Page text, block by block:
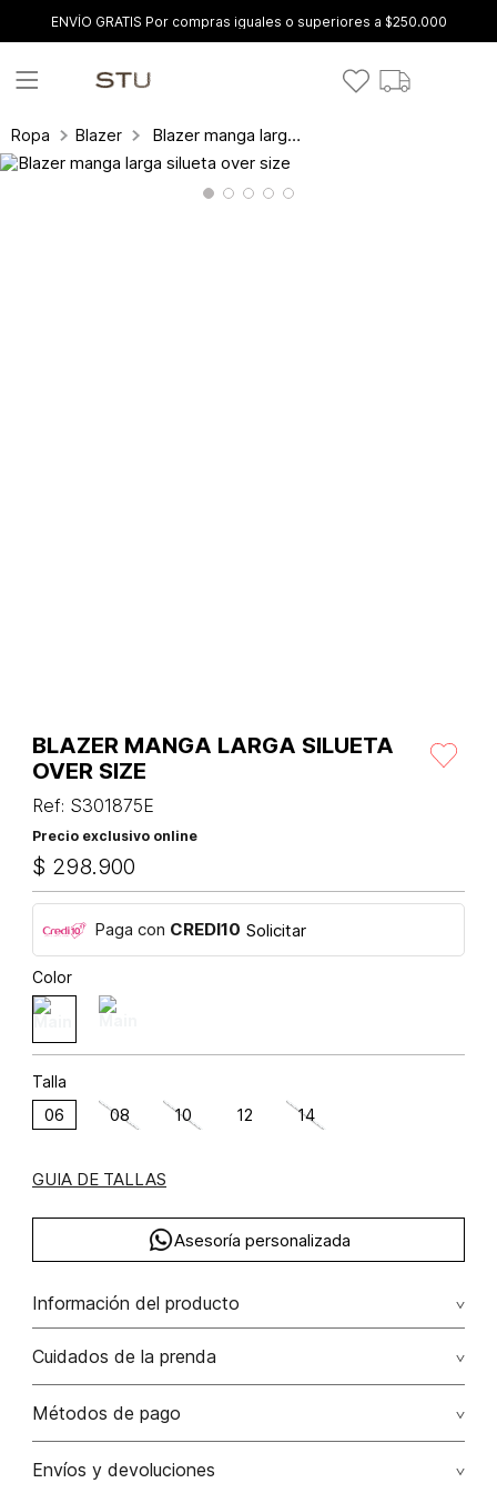
ENVÍO GRATIS Por compras iguales o superiores a $250.000
Ropa Blazer Blazer manga larga silueta over size
BLAZER MANGA LARGA SILUETA
OVER SIZE
Ref: S301875E
Precio exclusivo online
$ 298.900
Paga con CREDI10 Solicitar
Color
Talla
06 08 10 12 14
GUIA DE TALLAS
Asesoría personalizada
Información del producto
Blazer manga larga silueta over size poliéster 96% elastano
4% 96.00% poliéster/polyester4.00% elastano/elastane
Cuidados de la prenda
Lavado profesional en seco los tonos oscuros sueltan
No lavar
Métodos de pago
Tarjetas de crédito: Visa, Dinners, Master Card y American
Envíos y devoluciones